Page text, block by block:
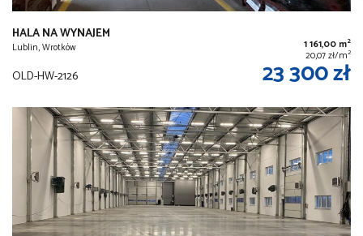
HALA NA WYNAJEM
Lublin, Wrotków 1 161,00 m2
20,07 zł/m2
OLD-HW-2126 23 300 zł